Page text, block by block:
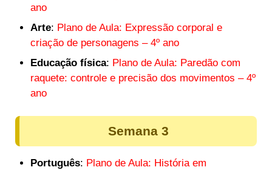
ano
Arte: Plano de Aula: Expressão corporal e
criação de personagens – 4º ano
Educação física: Plano de Aula: Paredão com
raquete: controle e precisão dos movimentos – 4º
ano
Semana 3
Português: Plano de Aula: História em